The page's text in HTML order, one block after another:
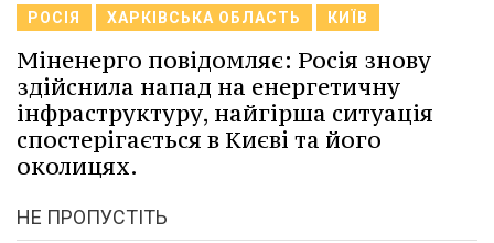
РОСІЯ ХАРКІВСЬКА ОБЛАСТЬ КИЇВ
Міненерго повідомляє: Росія знову
здійснила напад на енергетичну
інфраструктуру, найгірша ситуація
спостерігається в Києві та його
околицях.
НЕ ПРОПУСТІТЬ